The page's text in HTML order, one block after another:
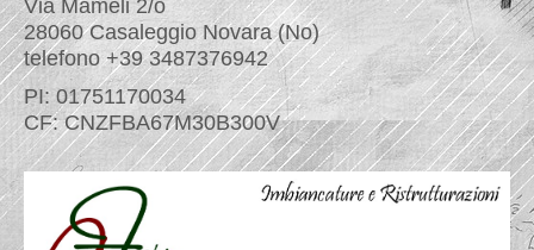
Via Mameli 2/o
28060 Casaleggio Novara (No)
telefono +39 3487376942
PI: 01751170034
CF: CNZFBA67M30B300V